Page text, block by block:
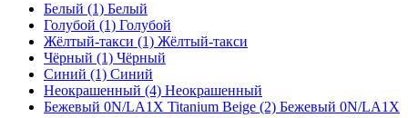
Белый (1) Белый
Голубой (1) Голубой
Жёлтый-такси (1) Жёлтый-такси
Чёрный (1) Чёрный
Синий (1) Синий
Неокрашенный (4) Неокрашенный
Бежевый 0N/LA1X Titanium Beige (2) Бежевый 0N/LA1X